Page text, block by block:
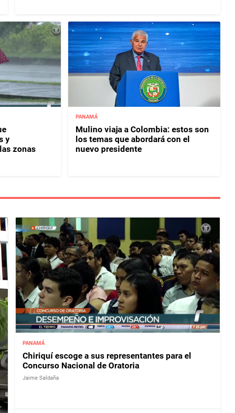
y
zonas
PANAMÁ
Mulino viaja a Colombia: estos son
los temas que abordará con el
nuevo presidente
PANAMÁ
Chiriquí escoge a sus representantes para el
Concurso Nacional de Oratoria
Jaime Saldaña